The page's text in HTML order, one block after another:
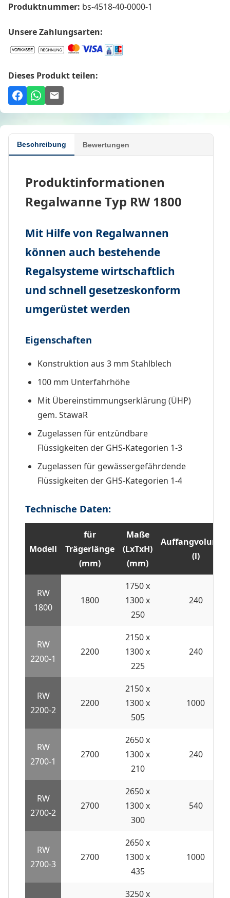
Produktnummer: bs-4518-40-0000-1
Unsere Zahlungsarten:
Dieses Produkt teilen:
Beschreibung Bewertungen
Produktinformationen
Regalwanne Typ RW 1800
Mit Hilfe von Regalwannen
können auch bestehende
Regalsysteme wirtschaftlich
und schnell gesetzeskonform
umgerüstet werden
Eigenschaften
Konstruktion aus 3 mm Stahlblech
100 mm Unterfahrhöhe
Mit Übereinstimmungserklärung (ÜHP)
gem. StawaR
Zugelassen für entzündbare
Flüssigkeiten der GHS-Kategorien 1-3
Zugelassen für gewässergefährdende
Flüssigkeiten der GHS-Kategorien 1-4
Technische Daten:
Modell
für
Trägerlänge
(mm)
Maße
(LxTxH)
(mm)
Auffangvolumen
(l)
RW
1800
1800
1750 x
1300 x
250
240
RW
2200-1
2200
2150 x
1300 x
225
240
RW
2200-2
2200
2150 x
1300 x
505
1000
RW
2700-1
2700
2650 x
1300 x
210
240
RW
2700-2
2700
2650 x
1300 x
300
540
RW
2700-3
2700
2650 x
1300 x
435
1000
3250 x